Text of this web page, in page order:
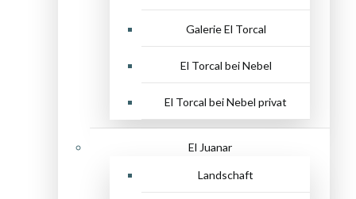
Galerie El Torcal
El Torcal bei Nebel
El Torcal bei Nebel privat
El Juanar
Landschaft